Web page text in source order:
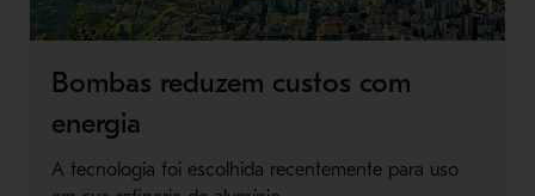
Bombas reduzem custos com
energia
A tecnologia foi escolhida recentemente para uso